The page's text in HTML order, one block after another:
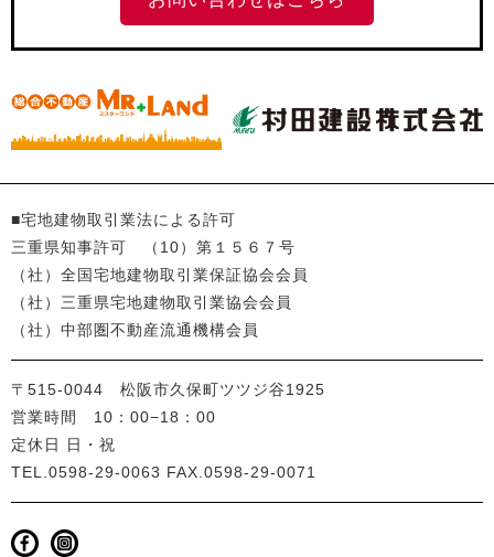
■宅地建物取引業法による許可
三重県知事許可 （10）第１５６７号
（社）全国宅地建物取引業保証協会会員
（社）三重県宅地建物取引業協会会員
（社）中部圏不動産流通機構会員
〒515-0044 松阪市久保町ツツジ谷1925
営業時間 10：00−18：00
定休日 日・祝
TEL.0598-29-0063 FAX.0598-29-0071